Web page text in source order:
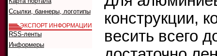
конструкции,
весить всего
Ссылки, баннеры, логотипы
ЭКСПОРТ ИНФОРМАЦИИ
RSS-ленты
Информеры